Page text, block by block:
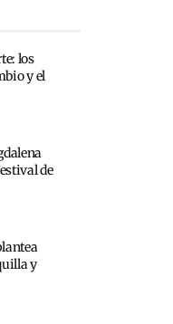
los
y el
de
y